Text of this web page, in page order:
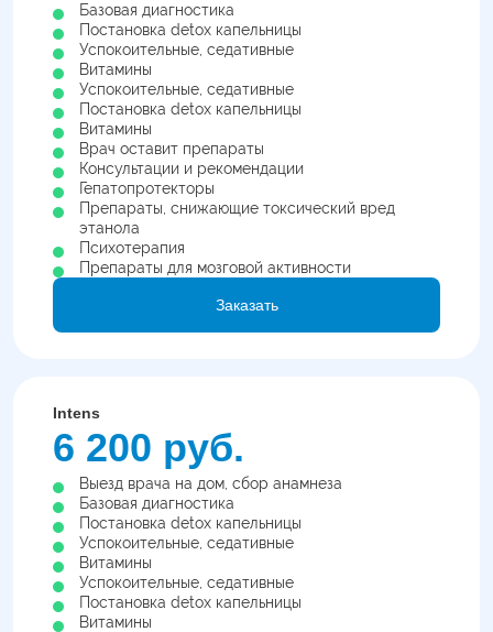
Базовая диагностика
Постановка detox капельницы
Успокоительные, седативные
Витамины
Успокоительные, седативные
Постановка detox капельницы
Витамины
Врач оставит препараты
Консультации и рекомендации
Гепатопротекторы
Препараты, снижающие токсический вред
этанола
Психотерапия
Препараты для мозговой активности
Заказать
Intens
6 200 руб.
Выезд врача на дом, сбор анамнеза
Базовая диагностика
Постановка detox капельницы
Успокоительные, седативные
Витамины
Успокоительные, седативные
Постановка detox капельницы
Витамины